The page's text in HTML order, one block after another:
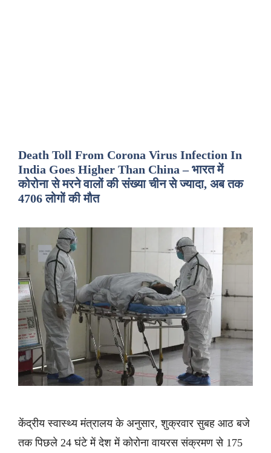
Death Toll From Corona Virus Infection In
India Goes Higher Than China – भारत में
कोरोना से मरने वालों की संख्या चीन से ज्यादा, अब तक
4706 लोगों की मौत
केंद्रीय स्वास्थ्य मंत्रालय के अनुसार, शुक्रवार सुबह आठ बजे
तक पिछले 24 घंटे में देश में कोरोना वायरस संक्रमण से 175